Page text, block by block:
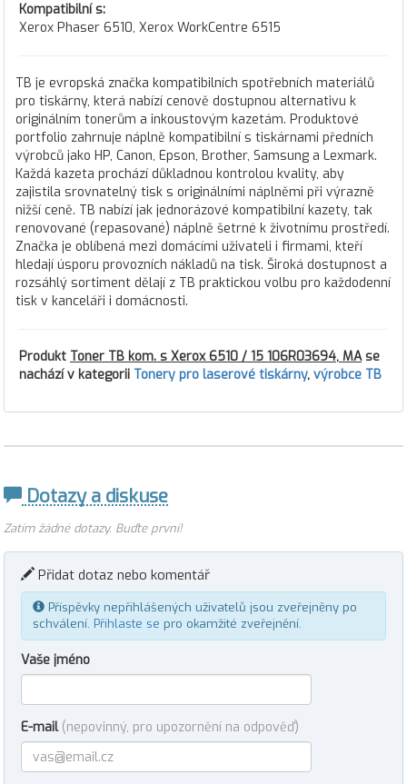
Kompatibilní s:
Xerox Phaser 6510, Xerox WorkCentre 6515
TB je evropská značka kompatibilních spotřebních materiálů
pro tiskárny, která nabízí cenově dostupnou alternativu k
originálním tonerům a inkoustovým kazetám. Produktové
portfolio zahrnuje náplně kompatibilní s tiskárnami předních
výrobců jako HP, Canon, Epson, Brother, Samsung a Lexmark.
Každá kazeta prochází důkladnou kontrolou kvality, aby
zajistila srovnatelný tisk s originálními náplněmi při výrazně
nižší ceně. TB nabízí jak jednorázové kompatibilní kazety, tak
renovované (repasované) náplně šetrné k životnímu prostředí.
Značka je oblíbená mezi domácími uživateli i firmami, kteří
hledají úsporu provozních nákladů na tisk. Široká dostupnost a
rozsáhlý sortiment dělají z TB praktickou volbu pro každodenní
tisk v kanceláři i domácnosti.
Produkt Toner TB kom. s Xerox 6510 / 15 106R03694, MAse
nachází v kategorii Tonery pro laserové tiskárny, výrobce TB
Dotazy a diskuse
Zatím žádné dotazy. Buďte první!
Přidat dotaz nebo komentář
Příspěvky nepřihlášených uživatelů jsou zveřejněny po
schválení. Přihlaste se pro okamžité zveřejnění.
Vaše jméno
E-mail (nepovinný, pro upozornění na odpověď)